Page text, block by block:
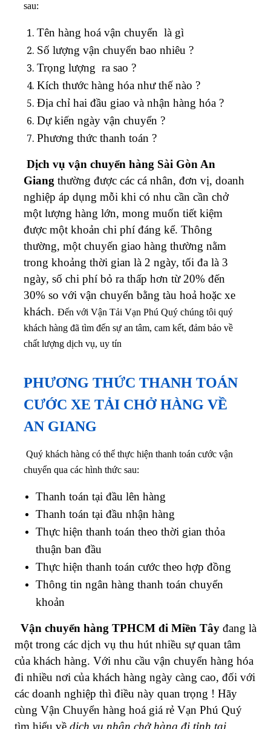
sau:
Tên hàng hoá vận chuyển là gì
Số lượng vận chuyển bao nhiêu ?
Trọng lượng ra sao ?
Kích thước hàng hóa như thế nào ?
Địa chỉ hai đầu giao và nhận hàng hóa ?
Dự kiến ngày vận chuyển ?
Phương thức thanh toán ?
Dịch vụ vận chuyển hàng Sài Gòn An
Giang thường được các cá nhân, đơn vị, doanh
nghiệp áp dụng mỗi khi có nhu cần cần chở
một lượng hàng lớn, mong muốn tiết kiệm
được một khoản chi phí đáng kể. Thông
thường, một chuyến giao hàng thường nằm
trong khoảng thời gian là 2 ngày, tối đa là 3
ngày, số chi phí bỏ ra thấp hơn từ 20% đến
30% so với vận chuyển bằng tàu hoả hoặc xe
khách. Đến với Vận Tải Vạn Phú Quý chúng tôi quý
khách hàng đã tìm đến sự an tâm, cam kết, đảm bảo về
chất lượng dịch vụ, uy tín
PHƯƠNG THỨC THANH TOÁN
CƯỚC XE TẢI CHỞ HÀNG VỀ
AN GIANG
Quý khách hàng có thể thực hiện thanh toán cước vận
chuyển qua các hình thức sau:
Thanh toán tại đầu lên hàng
Thanh toán tại đầu nhận hàng
Thực hiện thanh toán theo thời gian thỏa
thuận ban đầu
Thực hiện thanh toán cước theo hợp đồng
Thông tin ngân hàng thanh toán chuyển
khoản
Vận chuyển hàng TPHCM đi Miền Tây đang là
một trong các dịch vụ thu hút nhiều sự quan tâm
của khách hàng. Với nhu cầu vận chuyển hàng hóa
đi nhiều nơi của khách hàng ngày càng cao, đối với
các doanh nghiệp thì điều này quan trọng ! Hãy
cùng Vận Chuyển hàng hoá giá rẻ Vạn Phú Quý
tìm hiểu về dịch vụ nhận chở hàng đi tỉnh tại